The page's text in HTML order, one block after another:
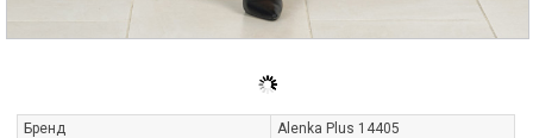
Бренд
Alenka Plus 14405